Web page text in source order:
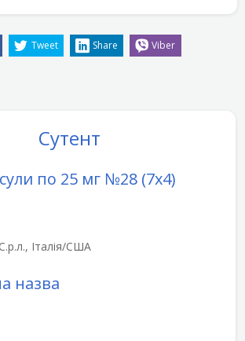
Tweet Share Viber
Сутент
по 25 мг №28 (7х4)
Італія/США
назва